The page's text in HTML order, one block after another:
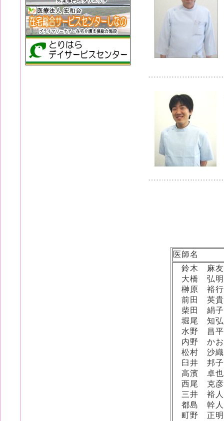
医師名
鈴木 麻友
大橋 弘明
榊原 裕行
前田 英貴
柴田 絹子
堀尾 知弘
水野 昌平
内野 かお
松村 沙織
臼井 邦子
高濱 卓也
西尾 克彦
三井 裕人
都島 幹人
町野 正明